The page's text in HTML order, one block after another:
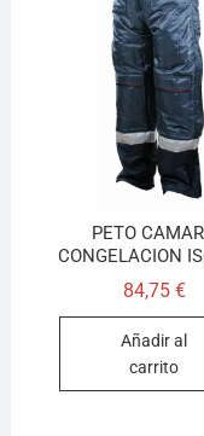
PETO
CONGELACION
84,75 €
Añadir al
carrito